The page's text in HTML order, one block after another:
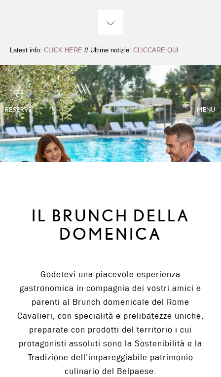
Latest info: CLICK HERE // Ultime notizie: CLICCARE QUI
MENU
RESERVE
IL BRUNCH DELLA
DOMENICA
Godetevi una piacevole esperienza
gastronomica in compagnia dei vostri amici e
parenti al Brunch domenicale del Rome
Cavalieri, con specialità e prelibatezze uniche,
preparate con prodotti del territorio i cui
protagonisti assoluti sono la Sostenibilità e la
Tradizione dell’impareggiabile patrimonio
culinario del Belpaese.